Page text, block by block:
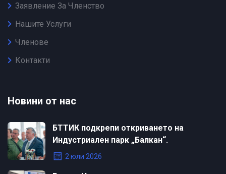
Заявление За Членство
Нашите Услуги
Членове
Контакти
Новини от нас
БТТИК подкрепи откриването на
Индустриален парк „Балкан“.
2 юли 2026